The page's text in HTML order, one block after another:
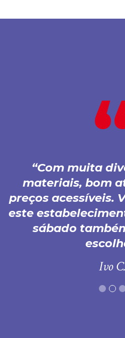
Com muita
materiais, bom
preços acessíveis.
este
sábado
Ivo C.